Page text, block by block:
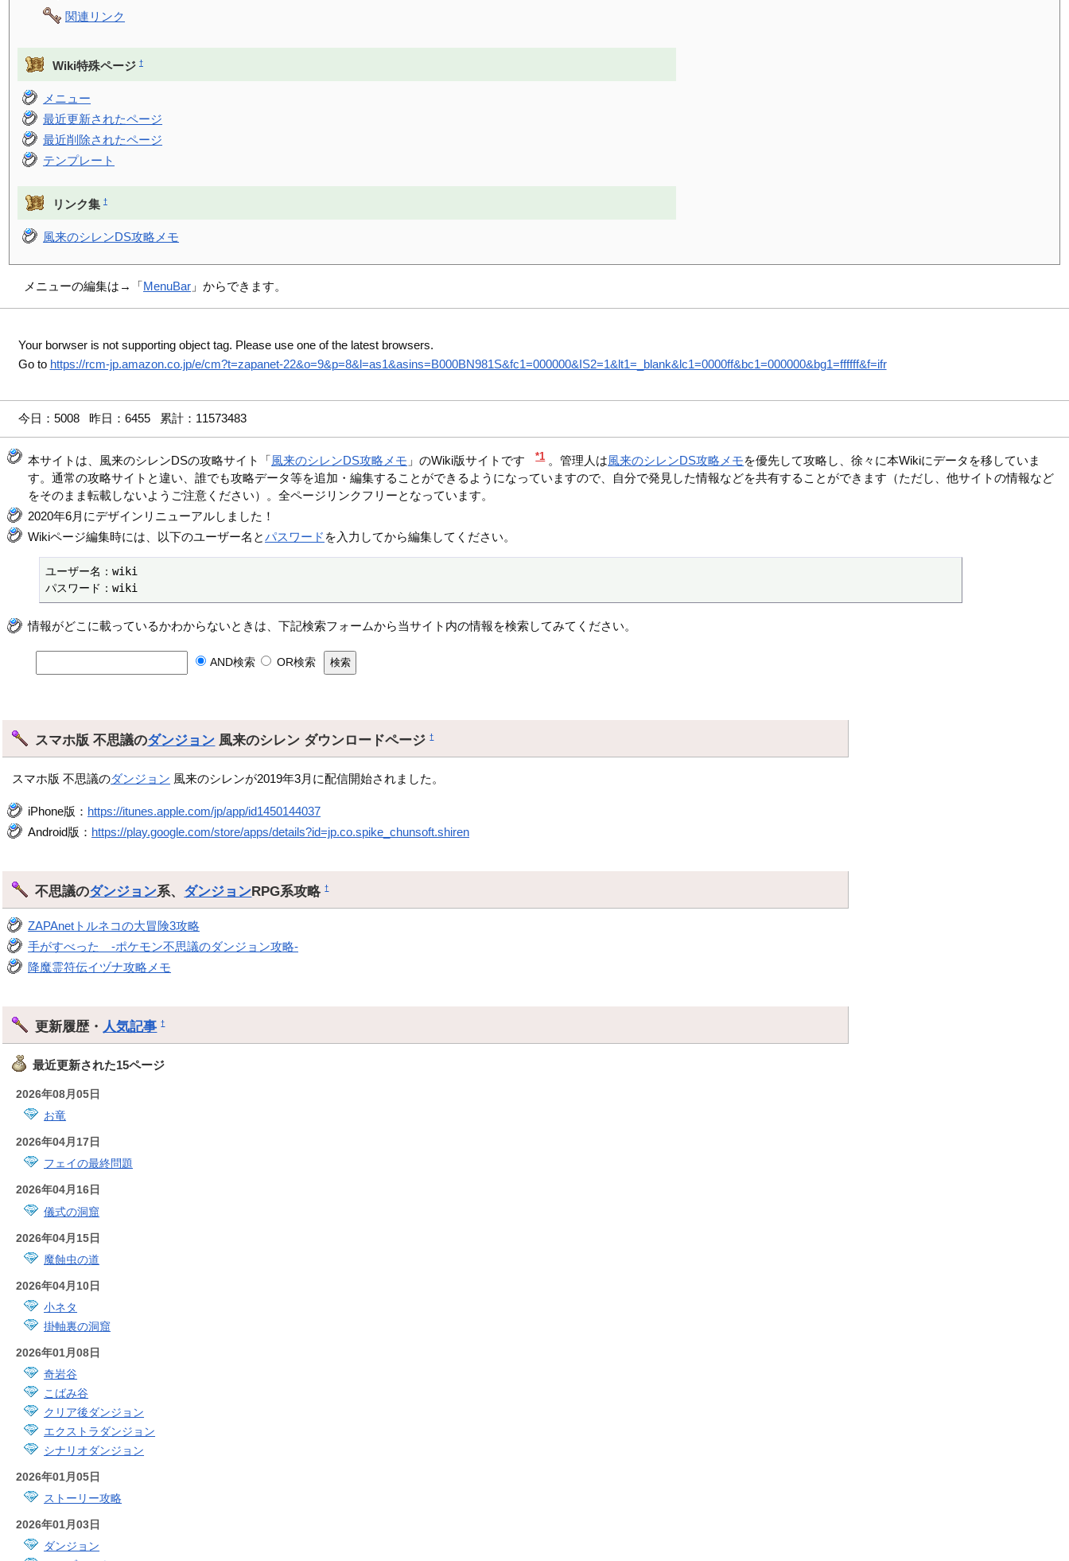
関連リンク
Wiki特殊ページ †
メニュー
最近更新されたページ
最近削除されたページ
テンプレート
リンク集 †
風来のシレンDS攻略メモ
メニューの編集は→「MenuBar 」からできます。
Your borwser is not supporting object tag. Please use one of the latest browsers.
Go to https://rcm-jp.amazon.co.jp/e/cm?t=zapanet-22&o=9&p=8&l=as1&asins=B000BN981S&fc1=000000&IS2=1&lt1=_blank&lc1=0000ff&bc1=000000&bg1=ffffff&f=ifr
今日：5008 昨日：6455 累計：11573483
本サイトは、風来のシレンDSの攻略サイト「風来のシレンDS攻略メモ 」のWiki版サイトです *1 。管理人は風来のシレンDS攻略メモを優先して攻略し、徐々に本Wikiにデータを移していま
す。通常の攻略サイトと違い、誰でも攻略データ等を追加・編集することができるようになっていますので、自分で発見した情報などを共有することができます（ただし、他サイトの情報など
をそのまま転載しないようご注意ください）。全ページリンクフリーとなっています。
2020年6月にデザインリニューアルしました！
Wikiページ編集時には、以下のユーザー名とパスワード を入力してから編集してください。
ユーザー名：wiki
パスワード：wiki
情報がどこに載っているかわからないときは、下記検索フォームから当サイト内の情報を検索してみてください。
AND検索 OR検索
スマホ版 不思議のダンジョン 風来のシレン ダウンロードページ†
スマホ版 不思議のダンジョン 風来のシレンが2019年3月に配信開始されました。
iPhone版： https://itunes.apple.com/jp/app/id1450144037
Android版： https://play.google.com/store/apps/details?id=jp.co.spike_chunsoft.shiren
不思議のダンジョン系、 ダンジョンRPG系攻略†
ZAPAnetトルネコの大冒険3攻略
手がすべった -ポケモン不思議のダンジョン攻略-
降魔霊符伝イヅナ攻略メモ
更新履歴・ 人気記事 †
最近更新された15ページ
2026年08月05日
お竜
2026年04月17日
フェイの最終問題
2026年04月16日
儀式の洞窟
2026年04月15日
魔蝕虫の道
2026年04月10日
小ネタ
掛軸裏の洞窟
2026年01月08日
奇岩谷
こばみ谷
クリア後ダンジョン
エクストラダンジョン
シナリオダンジョン
2026年01月05日
ストーリー攻略
2026年01月03日
ダンジョン